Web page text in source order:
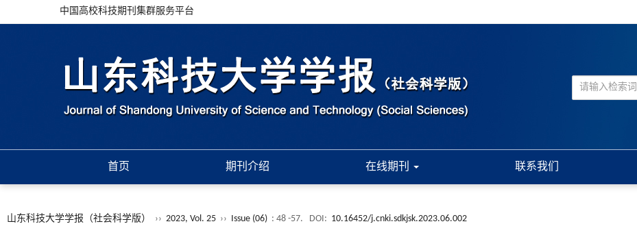
中国高校科技期刊集群服务平台
首页 期刊介绍 在线期刊 联系我们
山东科技大学学报（社会科学版） ›› 2023, Vol. 25 ›› Issue (06) : 48 -57. DOI: 10.16452/j.cnki.sdkjsk.2023.06.002